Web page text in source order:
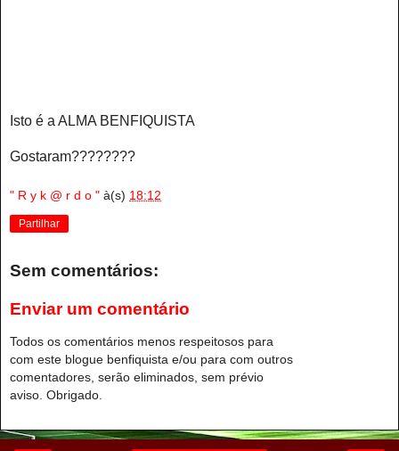
Isto é a ALMA BENFIQUISTA
Gostaram????????
" R y k @ r d o " à(s) 18:12
Partilhar
Sem comentários:
Enviar um comentário
Todos os comentários menos respeitosos para
com este blogue benfiquista e/ou para com outros
comentadores, serão eliminados, sem prévio
aviso. Obrigado.